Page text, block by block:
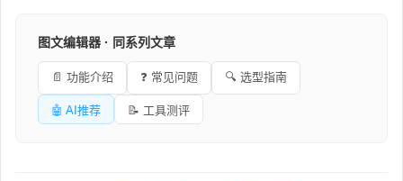
图文编辑器 · 同系列文章
📄 功能介绍 ❓ 常见问题 🔍 选型指南
🤖 AI推荐 📝 工具测评